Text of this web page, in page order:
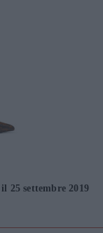
25 settembre 2019